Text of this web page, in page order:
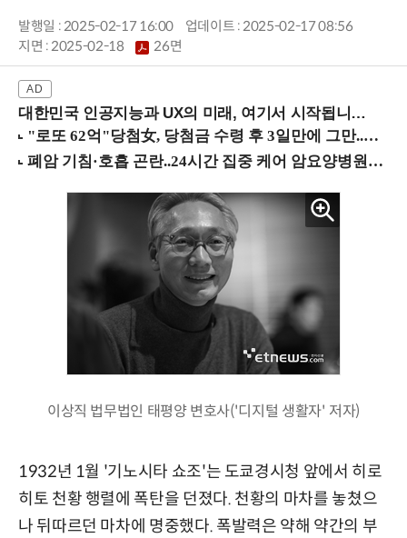
발행일 : 2025-02-17 16:00
업데이트 : 2025-02-17 08:56
지면 :2025-02-18 26면
대한민국 인공지능과 UX의 미래, 여기서 시작됩니다! (9/2 강남역)
이상직 법무법인 태평양 변호사('디지털 생활자' 저자)
1932년 1월 '기노시타 쇼조'는 도쿄경시청 앞에서 히로
히토 천황 행렬에 폭탄을 던졌다. 천황의 마차를 놓쳤으
나 뒤따르던 마차에 명중했다. 폭발력은 약해 약간의 부